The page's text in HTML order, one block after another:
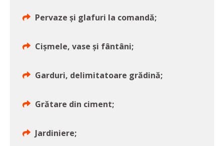
Pervaze și glafuri la comandă;
Cișmele, vase și fântâni;
Garduri, delimitatoare grădină;
Grătare din ciment;
Jardiniere;